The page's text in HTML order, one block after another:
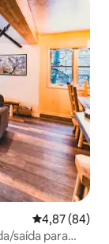
Classificação
4,87 (84)
saída para